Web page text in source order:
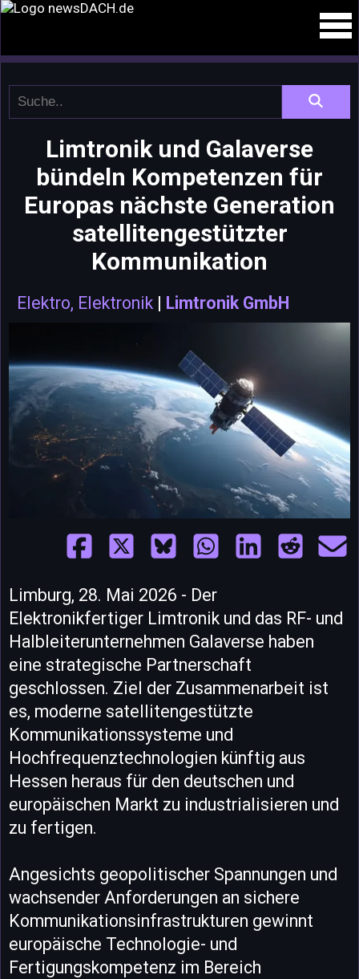
Limtronik und Galaverse
bündeln Kompetenzen für
Europas nächste Generation
satellitengestützter
Kommunikation
Elektro, Elektronik | Limtronik GmbH
Limburg, 28. Mai 2026 - Der
Elektronikfertiger Limtronik und das RF- und
Halbleiterunternehmen Galaverse haben
eine strategische Partnerschaft
geschlossen. Ziel der Zusammenarbeit ist
es, moderne satellitengestützte
Kommunikationssysteme und
Hochfrequenztechnologien künftig aus
Hessen heraus für den deutschen und
europäischen Markt zu industrialisieren und
zu fertigen.
Angesichts geopolitischer Spannungen und
wachsender Anforderungen an sichere
Kommunikationsinfrastrukturen gewinnt
europäische Technologie- und
Fertigungskompetenz im Bereich